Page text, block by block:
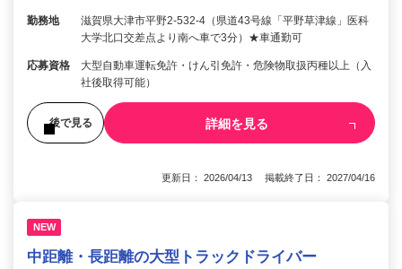
勤務地
滋賀県大津市平野2-532-4（県道43号線「平野草津線」医科
大学北口交差点より南へ車で3分）★車通勤可
応募資格
大型自動車運転免許・けん引免許・危険物取扱丙種以上（入
社後取得可能）
後で見る 詳細を見る
更新日： 2026/04/13 掲載終了日： 2027/04/16
NEW
中距離・長距離の大型トラックドライバー